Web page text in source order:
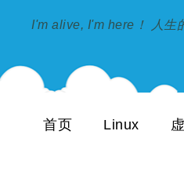
I'm alive, I'm here！ 人生
首页 Linux